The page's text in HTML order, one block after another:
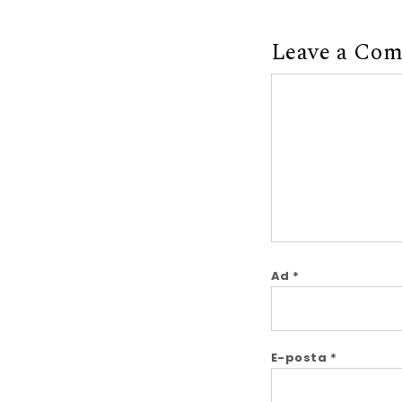
Leave a
Ad *
E-posta *